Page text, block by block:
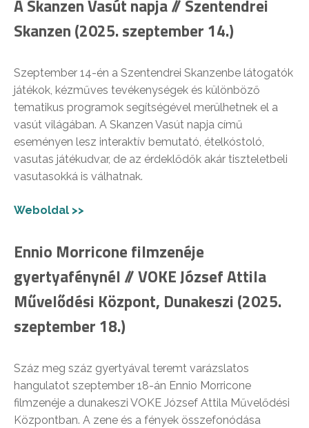
A Skanzen Vasút napja // Szentendrei
Skanzen (2025. szeptember 14.)
Szeptember 14-én a Szentendrei Skanzenbe látogatók
játékok, kézműves tevékenységek és különböző
tematikus programok segítségével merülhetnek el a
vasút világában. A Skanzen Vasút napja című
eseményen lesz interaktív bemutató, ételkóstoló,
vasutas játékudvar, de az érdeklődők akár tiszteletbeli
vasutasokká is válhatnak.
Weboldal >>
Ennio Morricone filmzenéje
gyertyafénynél // VOKE József Attila
Művelődési Központ, Dunakeszi (2025.
szeptember 18.)
Száz meg száz gyertyával teremt varázslatos
hangulatot szeptember 18-án Ennio Morricone
filmzenéje a dunakeszi VOKE József Attila Művelődési
Központban. A zene és a fények összefonódása